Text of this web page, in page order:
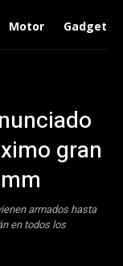
Motor Gadgets
gran
armados hasta
en todos los